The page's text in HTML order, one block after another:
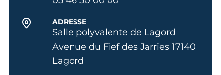
ADRESSE
Salle polyvalente de Lagord
Avenue du Fief des Jarries 17140
Lagord